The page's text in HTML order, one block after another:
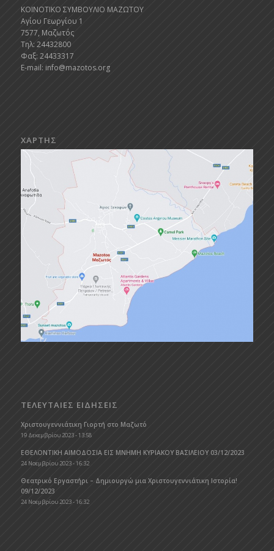
ΚΟΙΝΟΤΙΚΟ ΣΥΜΒΟΥΛΙΟ ΜΑΖΩΤΟΥ
Αγίου Γεωργίου 1
7577, Μαζωτός
Τηλ: 24432800
Φαξ: 24433317
E-mail: info@mazotos.org
ΧΑΡΤΗΣ
ΤΕΛΕΥΤΑΙΕΣ ΕΙΔΗΣΕΙΣ
Χριστουγεννιάτικη Γιορτή στο Μαζωτό
19 Δεκεμβρίου 2023 - 13:58
ΕΘΕΛΟΝΤΙΚΗ ΑΙΜΟΔΟΣΙΑ ΕΙΣ ΜΝΗΜΗ ΚΥΡΙΑΚΟΥ ΒΑΣΙΛΕΙΟΥ 03/12/2023
24 Νοεμβρίου 2023 - 16:32
Θεατρικό Εργαστήρι – Δημιουργώ μια Χριστουγεννιάτικη Ιστορία!
09/12/2023
24 Νοεμβρίου 2023 - 16:32